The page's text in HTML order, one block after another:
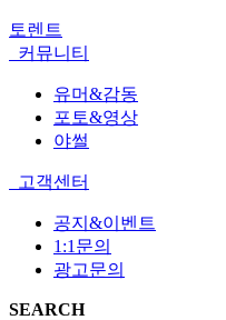
토렌트
커뮤니티
유머&감동
포토&영상
야썰
고객센터
공지&이벤트
1:1문의
광고문의
SEARCH